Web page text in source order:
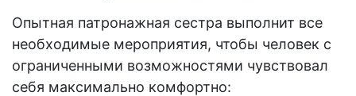
Опытная патронажная сестра выполнит все
необходимые мероприятия, чтобы человек с
ограниченными возможностями чувствовал
себя максимально комфортно: